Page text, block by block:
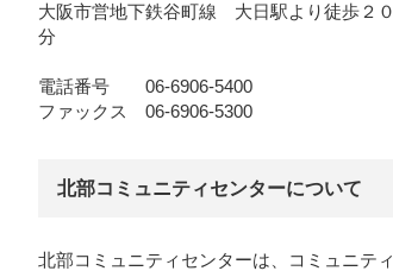
大阪市営地下鉄谷町線 大日駅より徒歩２０
分
電話番号 06-6906-5400
ファックス 06-6906-5300
北部コミュニティセンターについて
北部コミュニティセンターは、コミュニティ